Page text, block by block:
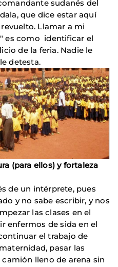
sudanés del
que dice estar aquí
Llamar a mi
es como identificar el
de la feria. Nadie le
detesta.
(para ellos) y fortaleza
de un intérprete, pues
y no sabe escribir, y nos
las clases en el
enfermos de sida en el
el trabajo de
pasar las
lleno de arena sin